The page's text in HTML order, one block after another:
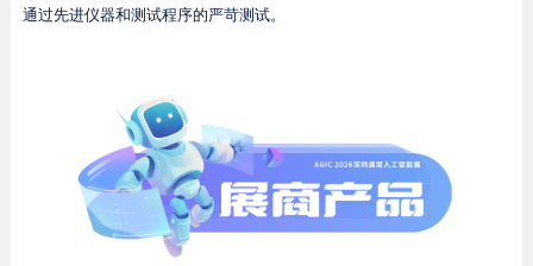
通过先进仪器和测试程序的严苛测试。